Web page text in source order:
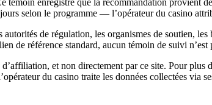
enregistre que la recommandation provient
selon le programme — l’opérateur du casino
de régulation, les organismes de soutien,
de référence standard, aucun témoin de suivi n’est
et non directement par ce site. Pour
du casino traite les données collectées via